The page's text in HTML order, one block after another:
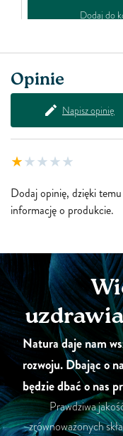
Dodaj do
Opinie
Napisz opinię
Dodaj opinię, dzięki
informację o produkcie.
Natura daje nam
rozwoju. Dbając o
będzie dbać o nas
Prawdziwa
zrównoważonych